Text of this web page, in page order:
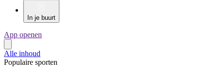
In je buurt
App openen
Alle inhoud
Populaire sporten